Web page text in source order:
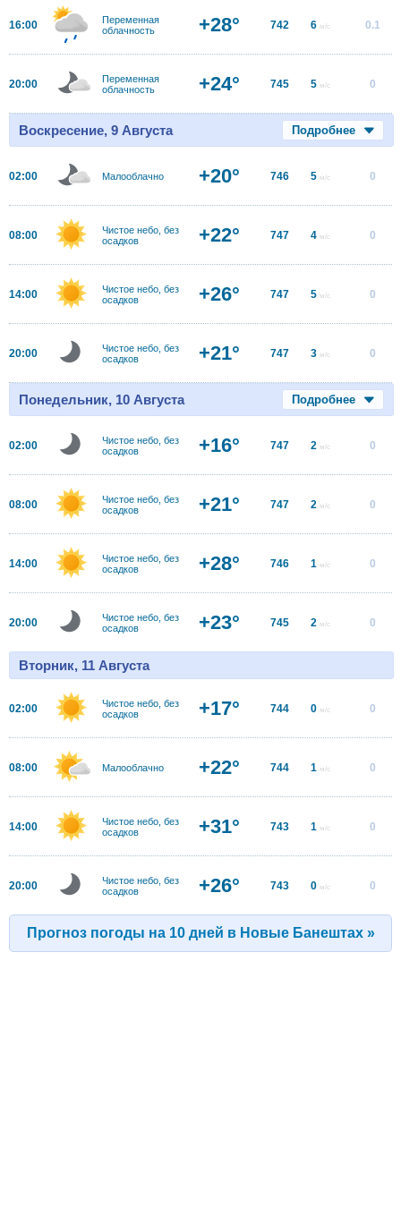
16:00
Переменная
облачность
+28° 742 6 м/с 0.1
20:00
Переменная
облачность
+24° 745 5 м/с 0
Воскресение, 9 Августа Подробнее
02:00 Малооблачно +20° 746 5 м/с 0
08:00
Чистое небо, без
осадков
+22° 747 4 м/с 0
14:00
Чистое небо, без
осадков
+26° 747 5 м/с 0
20:00
Чистое небо, без
осадков
+21° 747 3 м/с 0
Понедельник, 10 Августа Подробнее
02:00
Чистое небо, без
осадков
+16° 747 2 м/с 0
08:00
Чистое небо, без
осадков
+21° 747 2 м/с 0
14:00
Чистое небо, без
осадков
+28° 746 1 м/с 0
20:00
Чистое небо, без
осадков
+23° 745 2 м/с 0
Вторник, 11 Августа
02:00
Чистое небо, без
осадков
+17° 744 0 м/с 0
08:00 Малооблачно +22° 744 1 м/с 0
14:00
Чистое небо, без
осадков
+31° 743 1 м/с 0
20:00
Чистое небо, без
осадков
+26° 743 0 м/с 0
Прогноз погоды на 10 дней в Новые Банештах »